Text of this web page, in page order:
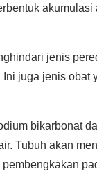
jenis
juga jenis obat
bikarbonat
Tubuh akan